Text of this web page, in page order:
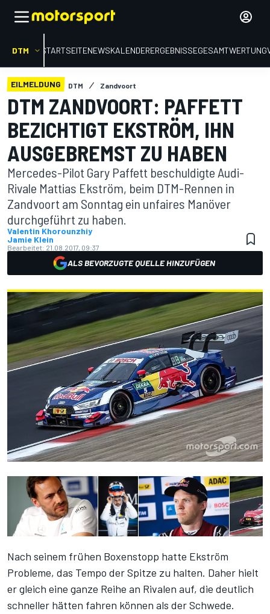
DTM STARTSEITENEWSKALENDERERGEBNISSEGESAMTWERTUNG
EILMELDUNG DTM Zandvoort
DTM ZANDVOORT: PAFFETT
BEZICHTIGT EKSTRÖM, IHN
AUSGEBREMST ZU HABEN
Mercedes-Pilot Gary Paffett beschuldigte Audi-
Rivale Mattias Ekström, beim DTM-Rennen in
Zandvoort am Sonntag ein unfaires Manöver
durchgeführt zu haben.
Valentin Khorounzhiy
Jamie Klein
Bearbeitet: 21.08.2017, 09:37
ALS BEVORZUGTE QUELLE HINZUFÜGEN
Nach seinem frühen Boxenstopp hatte Ekström
Probleme, das Tempo der Spitze zu halten. Daher hielt
er gleich eine ganze Reihe an Rivalen auf, die deutlich
schneller hätten fahren können als der Schwede.